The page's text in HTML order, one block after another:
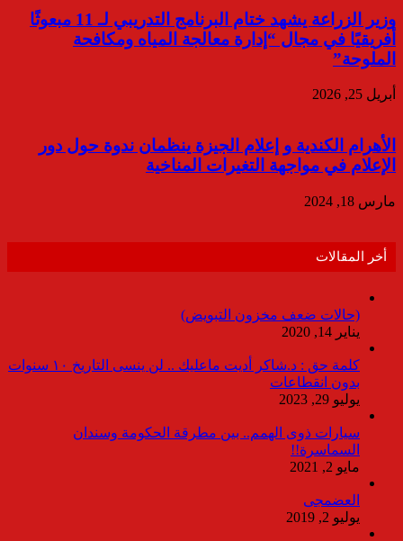
وزير الزراعة يشهد ختام البرنامج التدريبي لـ 11 مبعوثًا
أفريقيًا في مجال “إدارة معالجة المياه ومكافحة
الملوحة”
أبريل 25, 2026
الأهرام الكندية و إعلام الجيزة ينظمان ندوة حول دور
الإعلام في مواجهة التغيرات المناخية
مارس 18, 2024
أخر المقالات
(حالات ضعف مخزون التبويض)
يناير 14, 2020
كلمة حق : د.شاكر أديت ماعليك .. لن ينسى التاريخ ١٠ سنوات
بدون انقطاعات
يوليو 29, 2023
سيارات ذوى الهمم.. بين مطرقة الحكومة وسندان
السماسرة!!
مايو 2, 2021
العضمجى
يوليو 2, 2019